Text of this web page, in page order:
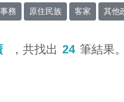
務 原住民族 客家 其他
，共找出 24 筆結果。